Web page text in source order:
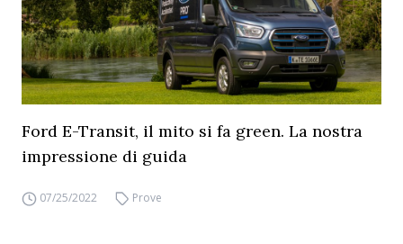
Ford E-Transit, il mito si fa green. La nostra
impressione di guida
07/25/2022 Prove